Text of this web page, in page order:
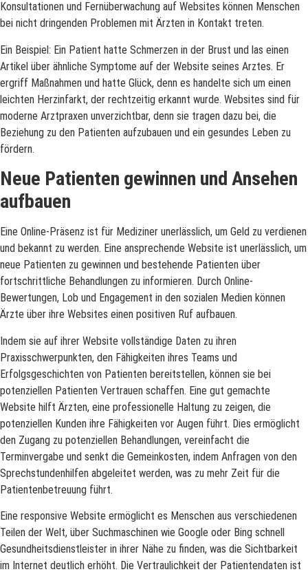
Konsultationen und Fernüberwachung auf Websites können Menschen
bei nicht dringenden Problemen mit Ärzten in Kontakt treten.
Ein Beispiel: Ein Patient hatte Schmerzen in der Brust und las einen
Artikel über ähnliche Symptome auf der Website seines Arztes. Er
ergriff Maßnahmen und hatte Glück, denn es handelte sich um einen
leichten Herzinfarkt, der rechtzeitig erkannt wurde. Websites sind für
moderne Arztpraxen unverzichtbar, denn sie tragen dazu bei, die
Beziehung zu den Patienten aufzubauen und ein gesundes Leben zu
fördern.
Neue Patienten gewinnen und Ansehen
aufbauen
Eine Online-Präsenz ist für Mediziner unerlässlich, um Geld zu verdienen
und bekannt zu werden. Eine ansprechende Website ist unerlässlich, um
neue Patienten zu gewinnen und bestehende Patienten über
fortschrittliche Behandlungen zu informieren. Durch Online-
Bewertungen, Lob und Engagement in den sozialen Medien können
Ärzte über ihre Websites einen positiven Ruf aufbauen.
Indem sie auf ihrer Website vollständige Daten zu ihren
Praxisschwerpunkten, den Fähigkeiten ihres Teams und
Erfolgsgeschichten von Patienten bereitstellen, können sie bei
potenziellen Patienten Vertrauen schaffen. Eine gut gemachte
Website hilft Ärzten, eine professionelle Haltung zu zeigen, die
potenziellen Kunden ihre Fähigkeiten vor Augen führt. Dies ermöglicht
den Zugang zu potenziellen Behandlungen, vereinfacht die
Terminvergabe und senkt die Gemeinkosten, indem Anfragen von den
Sprechstundenhilfen abgeleitet werden, was zu mehr Zeit für die
Patientenbetreuung führt.
Eine responsive Website ermöglicht es Menschen aus verschiedenen
Teilen der Welt, über Suchmaschinen wie Google oder Bing schnell
Gesundheitsdienstleister in ihrer Nähe zu finden, was die Sichtbarkeit
im Internet deutlich erhöht. Die Vertraulichkeit der Patientendaten ist